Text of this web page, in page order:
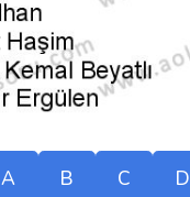
A B C D